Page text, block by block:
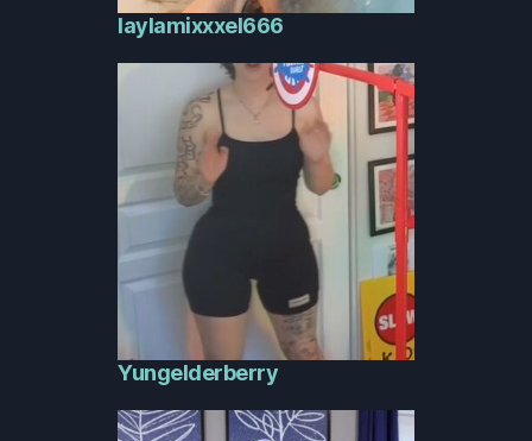
laylamixxxel666
Yungelderberry